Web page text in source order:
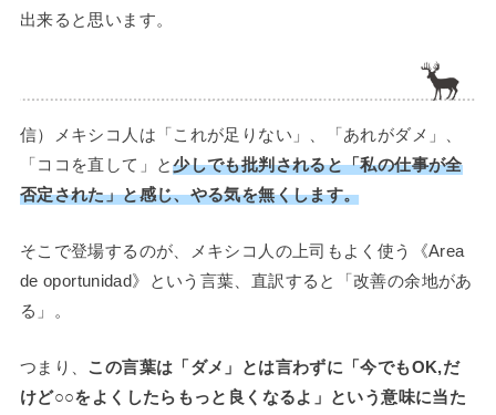
出来ると思います。
信）メキシコ人は「これが足りない」、「あれがダメ」、
「ココを直して」と少しでも批判されると「私の仕事が全
否定された」と感じ、やる気を無くします。
そこで登場するのが、メキシコ人の上司もよく使う《Area
de oportunidad》という言葉、直訳すると「改善の余地があ
る」。
つまり、 この言葉は「ダメ」とは言わずに「今でもOK,だ
けど○○をよくしたらもっと良くなるよ」という意味に当た